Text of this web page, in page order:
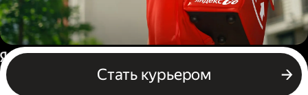
Пеший курьер
Стать курьером
Россия